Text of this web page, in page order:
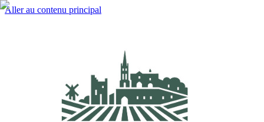
Aller au contenu principal